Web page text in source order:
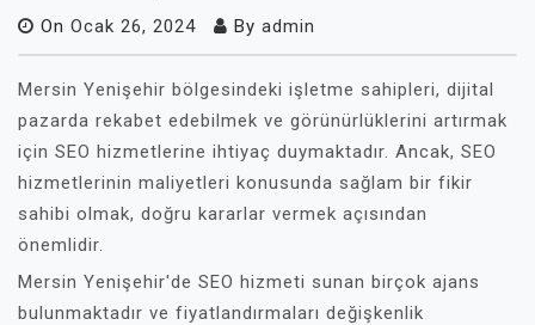
On Ocak 26, 2024 By admin
Mersin Yenişehir bölgesindeki işletme sahipleri, dijital
pazarda rekabet edebilmek ve görünürlüklerini artırmak
için SEO hizmetlerine ihtiyaç duymaktadır. Ancak, SEO
hizmetlerinin maliyetleri konusunda sağlam bir fikir
sahibi olmak, doğru kararlar vermek açısından
önemlidir.
Mersin Yenişehir'de SEO hizmeti sunan birçok ajans
bulunmaktadır ve fiyatlandırmaları değişkenlik